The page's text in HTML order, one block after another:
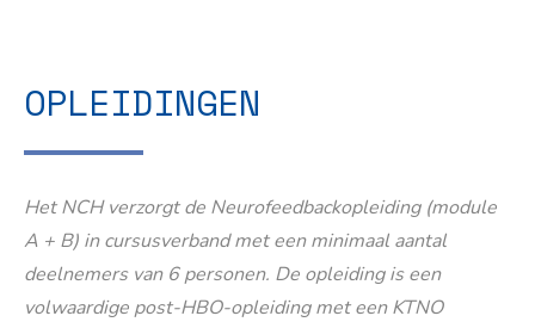
OPLEIDINGEN
Het NCH verzorgt de Neurofeedbackopleiding (module
A + B) in cursusverband met een minimaal aantal
deelnemers van 6 personen. De opleiding is een
volwaardige post-HBO-opleiding met een KTNO